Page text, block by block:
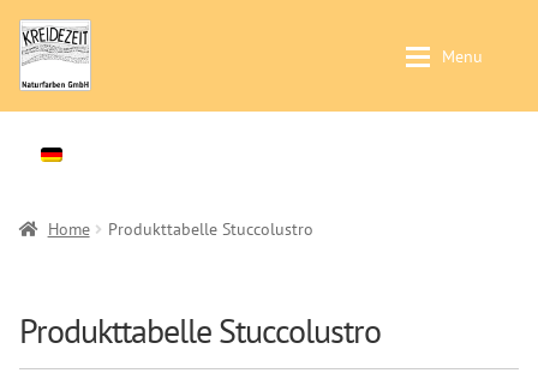
Zur
Navigation
springen
Zum
Inhalt
springen
Menu
Putze im Innenbereich
Produkte
Händlersuche
Seminare & Veranstaltungen
Home Produkttabelle Stuccolustro
Produkttabelle Stuccolustro